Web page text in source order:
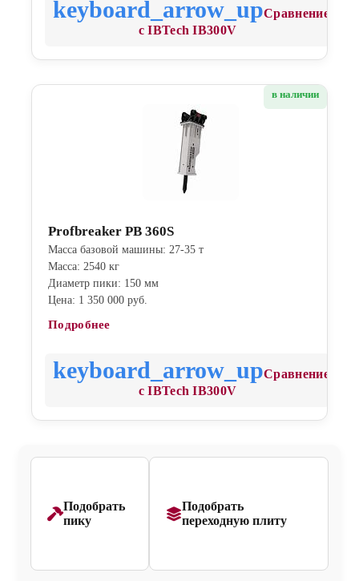
Сравнение
с IBTech IB300V
в наличии
Profbreaker PB 360S
Масса базовой машины: 27-35 т
Масса: 2540 кг
Диаметр пики: 150 мм
Цена: 1 350 000 руб.
Подробнее
Сравнение
с IBTech IB300V
Подобрать
пику
Подобрать
переходную плиту